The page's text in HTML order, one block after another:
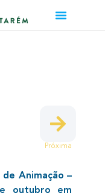
Próxima
Animação –
outubro em